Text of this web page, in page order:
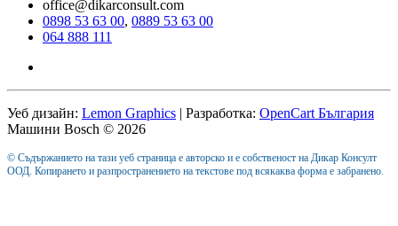
office@dikarconsult.com
0898 53 63 00, 0889 53 63 00
064 888 111
Уеб дизайн: Lemon Graphics | Разработка: OpenCart България
Машини Bosch © 2026
© Съдържанието на тази уеб страница е авторско и е собственост на Дикар Консулт
ООД. Копирането и разпространението на текстове под всякаква форма е забранено.